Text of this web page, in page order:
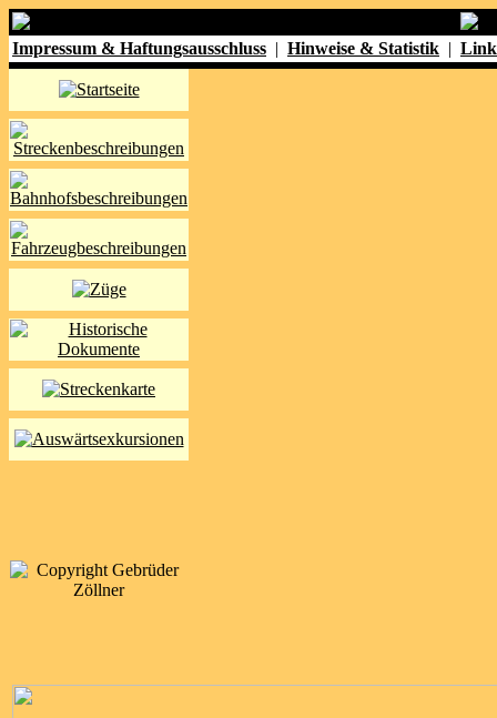
Impressum & Haftungsausschluss | Hinweise & Statistik |